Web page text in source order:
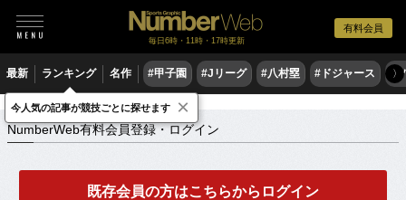
有料会員
毎日6時・11時・17時更新
最新 ランキング 名作 #甲子園 #Jリーグ #八村塁 #ドジャース #
〉
NumberWeb有料会員登録・ログイン
NumberWeb有料会員登録・ログイン
既存会員の方はこちらからログイン
今人気の記事が競技ごとに探せます ×